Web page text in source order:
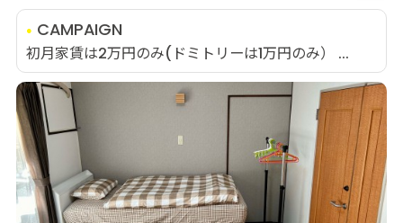
CAMPAIGN
初月家賃は2万円のみ(ドミトリーは1万円のみ） ...